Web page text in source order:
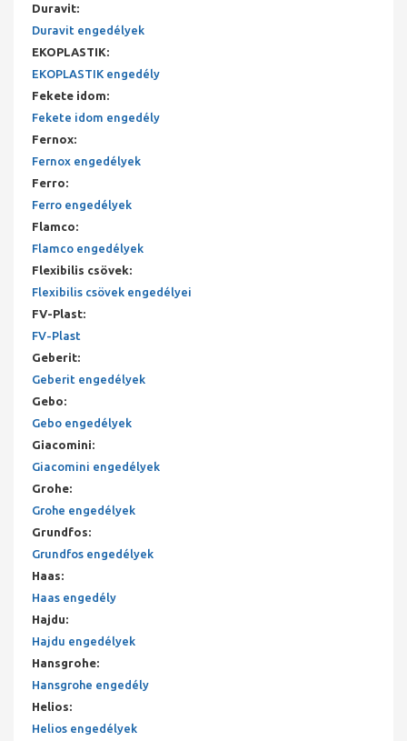
Duravit:
Duravit engedélyek
EKOPLASTIK:
EKOPLASTIK engedély
Fekete idom:
Fekete idom engedély
Fernox:
Fernox engedélyek
Ferro:
Ferro engedélyek
Flamco:
Flamco engedélyek
Flexibilis csövek:
Flexibilis csövek engedélyei
FV-Plast:
FV-Plast
Geberit:
Geberit engedélyek
Gebo:
Gebo engedélyek
Giacomini:
Giacomini engedélyek
Grohe:
Grohe engedélyek
Grundfos:
Grundfos engedélyek
Haas:
Haas engedély
Hajdu:
Hajdu engedélyek
Hansgrohe:
Hansgrohe engedély
Helios:
Helios engedélyek